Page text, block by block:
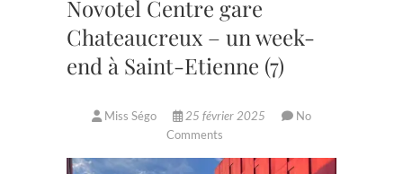
Novotel Centre gare
Chateaucreux – un week-
end à Saint-Etienne (7)
Miss Ségo 25 février 2025
No
Comments